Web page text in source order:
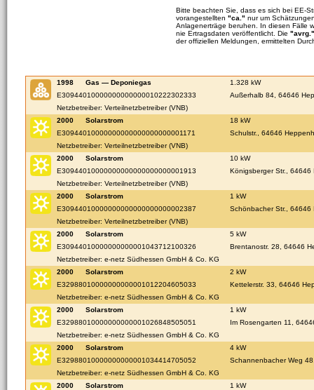
Bitte beachten Sie, dass es sich bei EE-
vorangestellten "ca." nur um
Anlagenerträge beruhen. In diesen Fälle
nie Ertragsdaten veröffentlicht. Die "avrg."
der offiziellen Meldungen, ermittelten
1998 Gas — Deponiegas
1.328 kW
E30944010000000000000010222302333
Außerhalb 84, 64646
Netzbetreiber: Verteilnetzbetreiber (VNB)
2000
Solarstrom
18 kW
E30944010000000000000000000001171
Schulstr., 64646
Netzbetreiber: Verteilnetzbetreiber (VNB)
2000
Solarstrom
10 kW
E30944010000000000000000000001913
Königsberger Str., 64646
Netzbetreiber: Verteilnetzbetreiber (VNB)
2000
Solarstrom
1 kW
E30944010000000000000000000002387
Schönbacher Str., 64646
Netzbetreiber: Verteilnetzbetreiber (VNB)
2000
Solarstrom
5 kW
E30944010000000000001043712100326
Brentanostr. 28, 64646
Netzbetreiber: e-netz Südhessen GmbH & Co. KG
2000
Solarstrom
2 kW
E32988010000000000001012204605033
Kettelerstr. 33, 64646
Netzbetreiber: e-netz Südhessen GmbH & Co. KG
2000
Solarstrom
1 kW
E32988010000000000001026848505051
Im Rosengarten 11,
Netzbetreiber: e-netz Südhessen GmbH & Co. KG
2000
Solarstrom
4 kW
E32988010000000000001034414705052
Schannenbacher Weg
Netzbetreiber: e-netz Südhessen GmbH & Co. KG
2000
Solarstrom
1 kW